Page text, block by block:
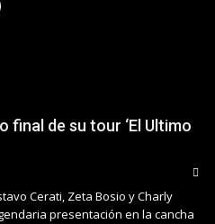
final de su tour ‘El Ultimo
Cerati, Zeta Bosio y Charly
presentación en la cancha